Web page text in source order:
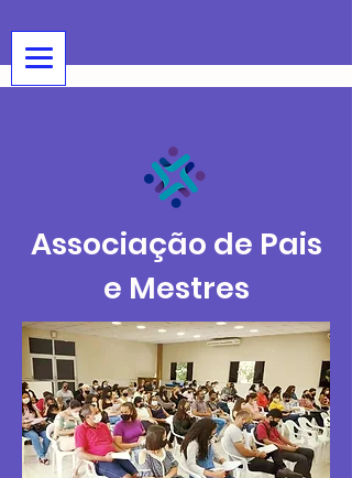
Associação de Pais
e Mestres